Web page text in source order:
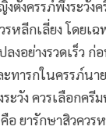
งครรภ์พึงระวัง
รหลีกเลี่ยง โดย
ลงอย่างรวดเร็ว
ทารกในครรภ์น
ะวัง ควรเลือกค
อ ยารักษาสิวคว